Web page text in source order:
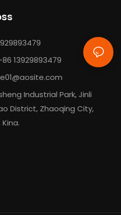
13929893479
Industrial Park, Jinli
District, Zhaoqing City,